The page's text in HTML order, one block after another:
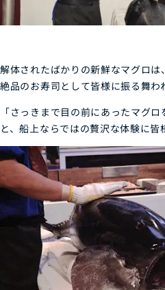
解体されたばかりの新鮮なマグロは
絶品のお寿司として皆様に振る舞わ
「さっきまで目の前にあったマグ
と、船上ならではの贅沢な体験に